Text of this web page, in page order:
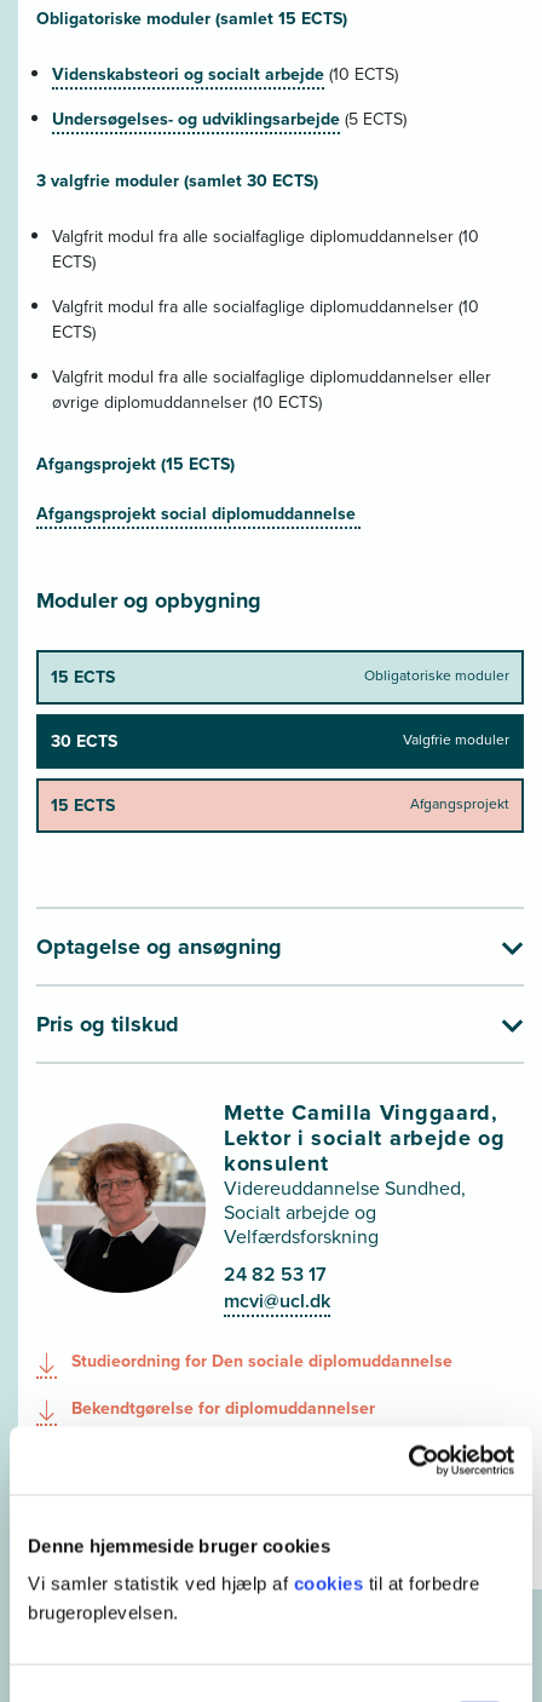
Denne hjemmeside bruger cookies
Vi samler statistik ved hjælp af cookies til at forbedre
brugeroplevelsen.
Obligatoriske moduler (samlet 15 ECTS)
Videnskabsteori og socialt arbejde(10 ECTS)
Undersøgelses- og udviklingsarbejde(5 ECTS)
3 valgfrie moduler (samlet 30 ECTS)
Valgfrit modul fra alle socialfaglige diplomuddannelser (10
ECTS)
Valgfrit modul fra alle socialfaglige diplomuddannelser (10
ECTS)
Valgfrit modul fra alle socialfaglige diplomuddannelser eller
øvrige diplomuddannelser (10 ECTS)
Afgangsprojekt (15 ECTS)
Afgangsprojekt social diplomuddannelse
Moduler og opbygning
15 ECTS Obligatoriske moduler
30 ECTS Valgfrie moduler
15 ECTS Afgangsprojekt
Optagelse og ansøgning
Pris og tilskud
Mette Camilla Vinggaard,
Lektor i socialt arbejde og
konsulent
Videreuddannelse Sundhed,
Socialt arbejde og
Velfærdsforskning
24 82 53 17
mcvi@ucl.dk
Studieordning for Den sociale diplomuddannelse
Bekendtgørelse for diplomuddannelser